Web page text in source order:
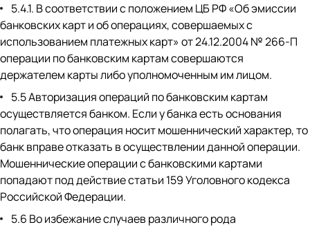
5.4.1. В соответствии с положением ЦБ РФ «Об эмиссии
банковских карт и об операциях, совершаемых с
использованием платежных карт» от 24.12.2004 № 266-П
операции по банковским картам совершаются
держателем карты либо уполномоченным им лицом.
5.5 Авторизация операций по банковским картам
осуществляется банком. Если у банка есть основания
полагать, что операция носит мошеннический характер, то
банк вправе отказать в осуществлении данной операции.
Мошеннические операции с банковскими картами
попадают под действие статьи 159 Уголовного кодекса
Российской Федерации.
5.6 Во избежание случаев различного рода